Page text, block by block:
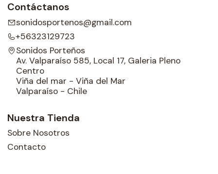
Contáctanos
sonidosportenos@gmail.com
+56323129723
Sonidos Porteños
Av. Valparaíso 585, Local 17, Galeria Pleno
Centro
Viña del mar - Viña del Mar
Valparaíso - Chile
Nuestra Tienda
Sobre Nosotros
Contacto